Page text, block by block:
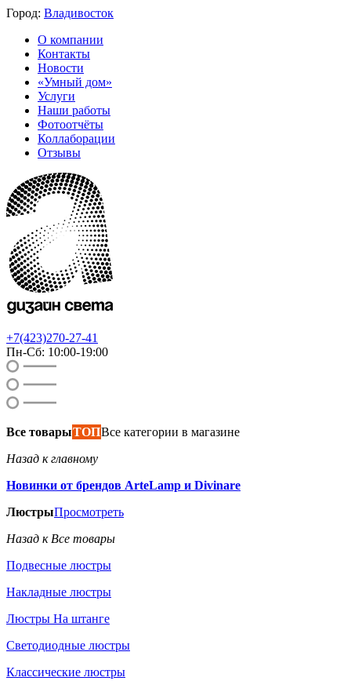
Город: Владивосток
О компании
Контакты
Новости
«Умный дом»
Услуги
Наши работы
Фотоотчёты
Коллаборации
Отзывы
+7(423)270-27-41
Пн-Сб: 10:00-19:00
Все товарыТОПВсе категории в магазине
Назад к главному
Новинки от брендов ArteLamp и Divinare
ЛюстрыПросмотреть
Назад к Все товары
Подвесные люстры
Накладные люстры
Люстры На штанге
Светодиодные люстры
Классические люстры